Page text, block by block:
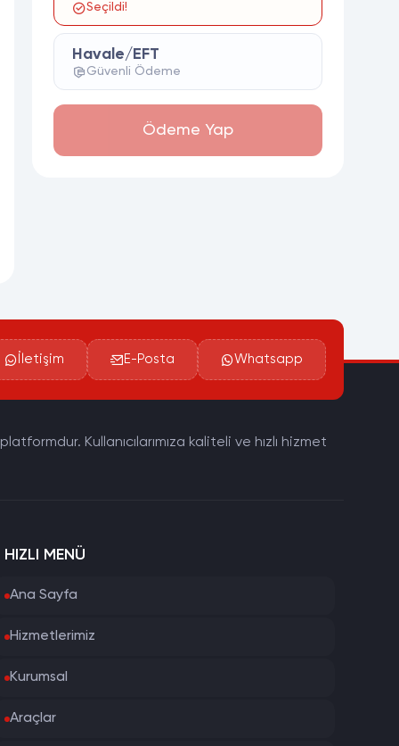
Seçildi!
Havale/EFT
Güvenli Ödeme
Ödeme Yap
İletişim E-Posta Whatsapp
Kullanıcılarımıza kaliteli ve hızlı hizmet
HIZLI MENÜ
Ana Sayfa
Hizmetlerimiz
Kurumsal
Araçlar